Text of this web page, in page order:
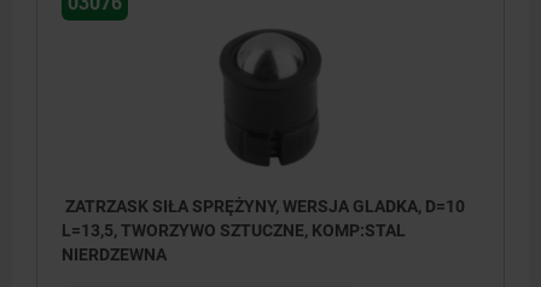
ZATRZASK SIŁA SPRĘŻYNY, WERSJA GLADKA, D=10
L=13,5, TWORZYWO SZTUCZNE, KOMP:STAL
NIERDZEWNA